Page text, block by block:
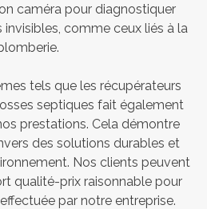
caméra pour diagnostiquer
invisibles, comme ceux liés à la
tels que les récupérateurs
septiques fait également
prestations. Cela démontre
des solutions durables et
Nos clients peuvent
qualité-prix raisonnable pour
par notre entreprise.